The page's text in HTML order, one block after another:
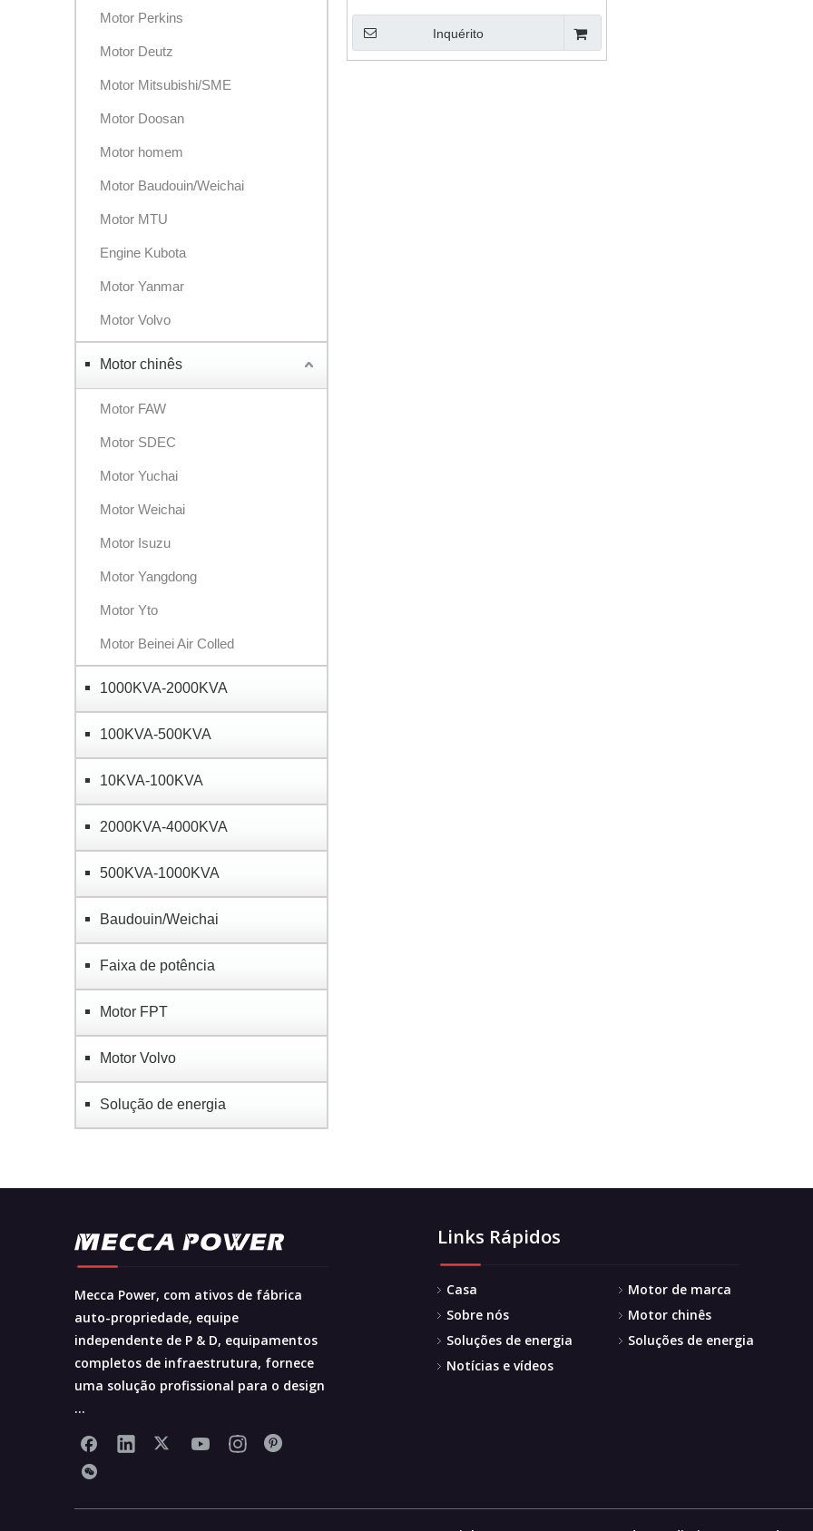
Motor Perkins
Motor Deutz
Motor Mitsubishi/SME
Motor Doosan
Motor homem
Motor Baudouin/Weichai
Motor MTU
Engine Kubota
Motor Yanmar
Motor Volvo
Motor chinês
Motor FAW
Motor SDEC
Motor Yuchai
Motor Weichai
Motor Isuzu
Motor Yangdong
Motor Yto
Motor Beinei Air Colled
1000KVA-2000KVA
100KVA-500KVA
10KVA-100KVA
2000KVA-4000KVA
500KVA-1000KVA
Baudouin/Weichai
Faixa de potência
Motor FPT
Motor Volvo
Solução de energia
única fase 1500RPM SDEC
Inquérito
Mecca Power, com ativos de fábrica
auto-propriedade, equipe
independente de P & D, equipamentos
completos de infraestrutura, fornece
uma solução profissional para o design
...
Links Rápidos
Casa
Sobre nós
Soluções de energia
Notícias e vídeos
Motor de marca
Motor chinês
Soluções de energia